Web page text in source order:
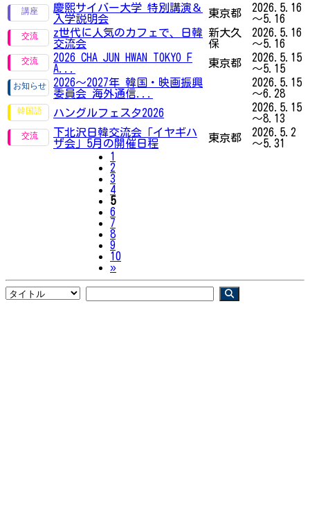
慶熙サイバー大学 特別講演＆
入学説明会
東京都
2026.5.16
～5.16
z世代に人気のカフェで、日韓
交流会
新大久
保
2026.5.16
～5.16
2026 CHA JUN HWAN TOKYO F
A...
東京都
2026.5.15
～5.15
2026〜2027年 韓国・映画振興
委員会 海外通信...
2026.5.15
～6.28
ハングルフェスタ2026
2026.5.15
～8.13
下北沢日韓交流会「イヤギハ
ザ会」5月の開催日程
東京都
2026.5.2
～5.31
1
2
3
4
5
6
7
8
9
10
»Next